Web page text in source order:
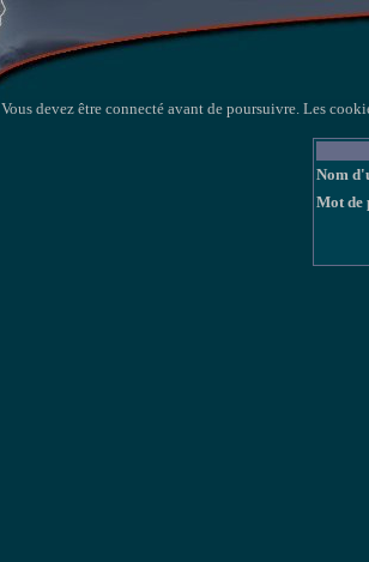
Vous devez être connecté avant de poursuivre. Les
Nom
Mot de